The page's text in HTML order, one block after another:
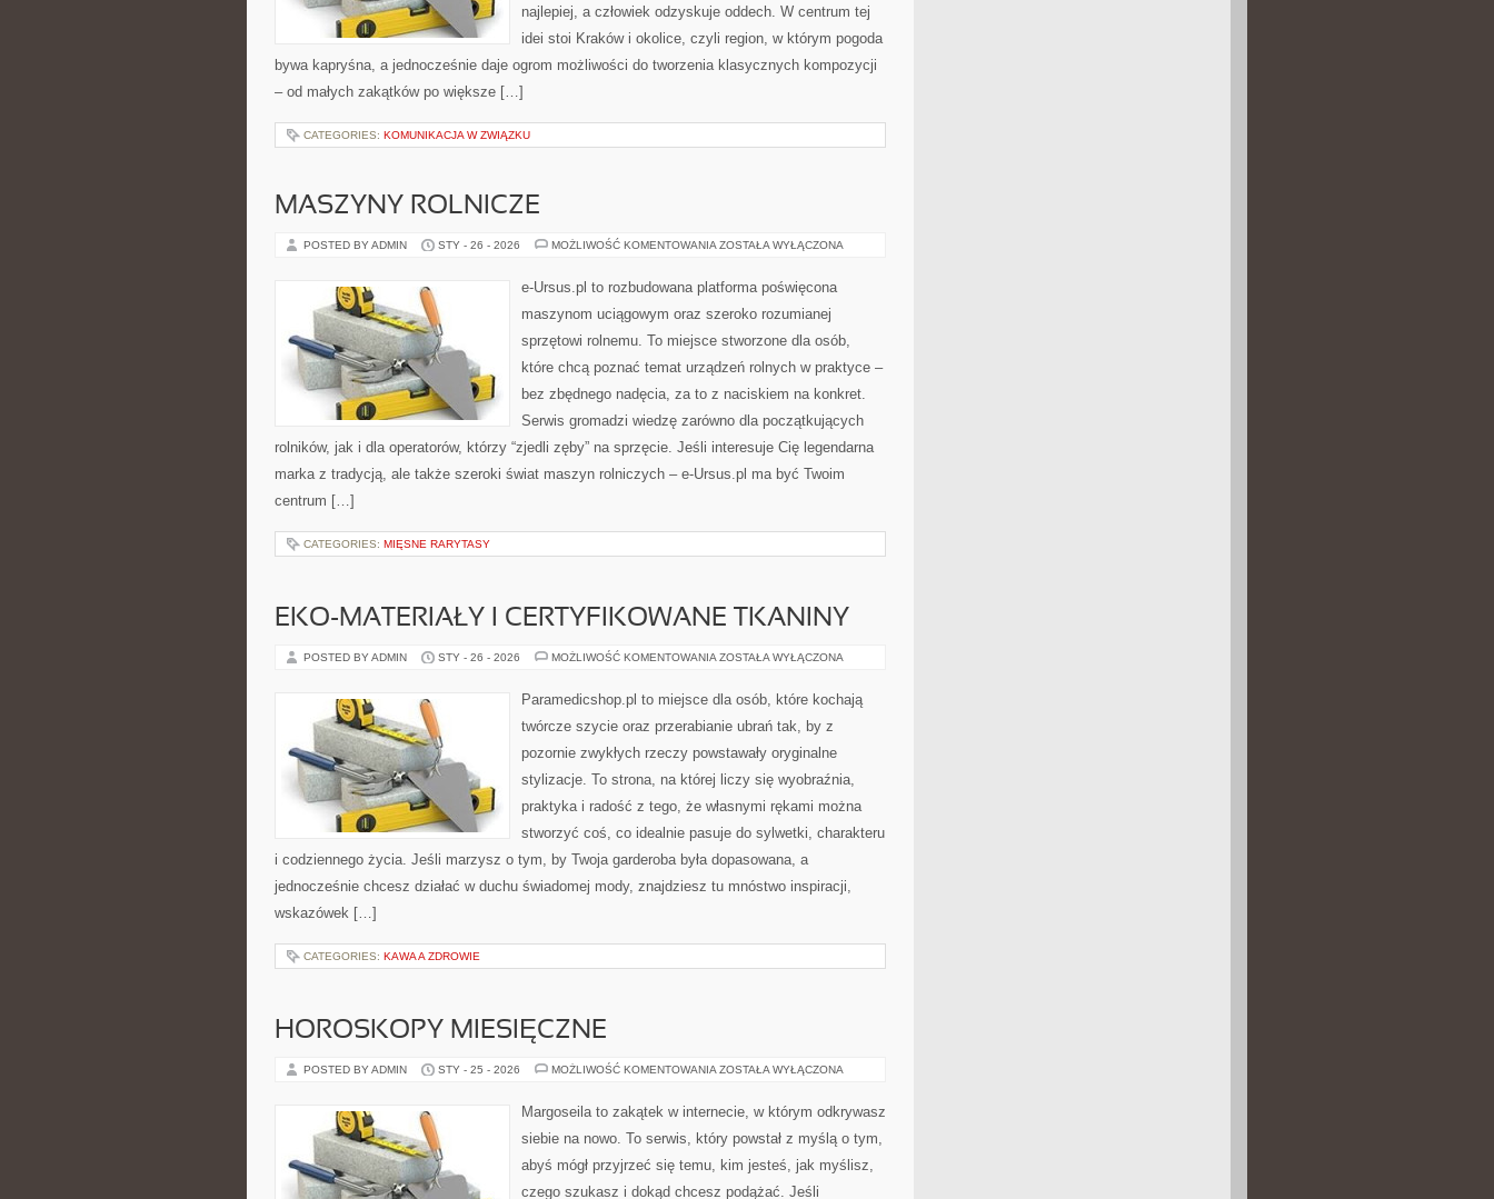
najlepiej, a człowiek odzyskuje oddech. W centrum tej
idei stoi Kraków i okolice, czyli region, w którym pogoda
bywa kapryśna, a jednocześnie daje ogrom możliwości do tworzenia klasycznych kompozycji
– od małych zakątków po większe […]
CATEGORIES: KOMUNIKACJA W ZWIĄZKU
MASZYNY ROLNICZE
POSTED BY ADMIN STY - 26 - 2026 MOŻLIWOŚĆ KOMENTOWANIA MASZYNY
ZOSTAŁA WYŁĄCZONA
e-Ursus.pl to rozbudowana platforma poświęcona
maszynom uciągowym oraz szeroko rozumianej
sprzętowi rolnemu. To miejsce stworzone dla osób,
które chcą poznać temat urządzeń rolnych w praktyce –
bez zbędnego nadęcia, za to z naciskiem na konkret.
Serwis gromadzi wiedzę zarówno dla początkujących
rolników, jak i dla operatorów, którzy “zjedli zęby” na sprzęcie. Jeśli interesuje Cię legendarna
marka z tradycją, ale także szeroki świat maszyn rolniczych – e-Ursus.pl ma być Twoim
centrum […]
CATEGORIES: MIĘSNE RARYTASY
EKO-MATERIAŁY I CERTYFIKOWANE TKANINY
POSTED BY ADMIN STY - 26 - 2026 MOŻLIWOŚĆ KOMENTOWANIA EKO-
CERTYFIKOWANE
TKANINY
ZOSTAŁA WYŁĄCZONA
Paramedicshop.pl to miejsce dla osób, które kochają
twórcze szycie oraz przerabianie ubrań tak, by z
pozornie zwykłych rzeczy powstawały oryginalne
stylizacje. To strona, na której liczy się wyobraźnia,
praktyka i radość z tego, że własnymi rękami można
stworzyć coś, co idealnie pasuje do sylwetki, charakteru
i codziennego życia. Jeśli marzysz o tym, by Twoja garderoba była dopasowana, a
jednocześnie chcesz działać w duchu świadomej mody, znajdziesz tu mnóstwo inspiracji,
wskazówek […]
CATEGORIES: KAWA A ZDROWIE
HOROSKOPY MIESIĘCZNE
POSTED BY ADMIN STY - 25 - 2026 MOŻLIWOŚĆ KOMENTOWANIA HOROSKOPY
ZOSTAŁA WYŁĄCZONA
Margoseila to zakątek w internecie, w którym odkrywasz
siebie na nowo. To serwis, który powstał z myślą o tym,
abyś mógł przyjrzeć się temu, kim jesteś, jak myślisz,
czego szukasz i dokąd chcesz podążać. Jeśli